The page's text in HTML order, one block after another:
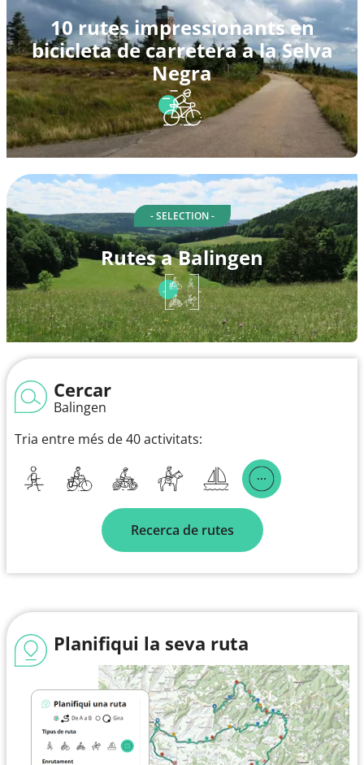
10 rutes impressionants en
bicicleta de carretera a la Selva
Negra
- SELECTION -
Rutes a Balingen
Cercar
Balingen
Tria entre més de 40 activitats:
Recerca de rutes
Planifiqui la seva ruta